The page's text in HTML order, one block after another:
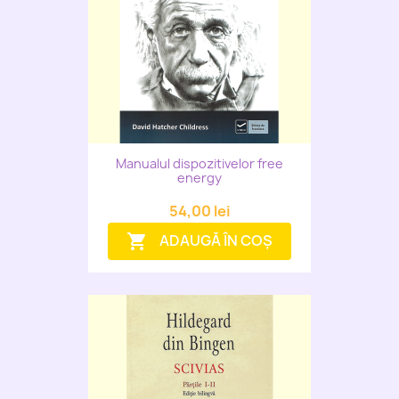
Manualul dispozitivelor free
energy
54,00 lei
shopping_cart ADAUGĂ ÎN COȘ